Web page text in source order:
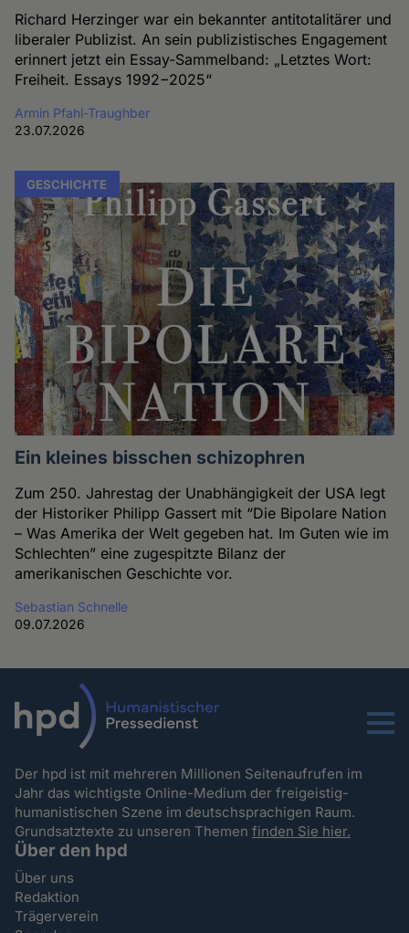
Richard Herzinger war ein bekannter antitotalitärer und
liberaler Publizist. An sein publizistisches Engagement
erinnert jetzt ein Essay-Sammelband: „Letztes Wort:
Freiheit. Essays 1992−2025“
Armin Pfahl-Traughber
23.07.2026
GESCHICHTE
Ein kleines bisschen schizophren
Zum 250. Jahrestag der Unabhängigkeit der USA legt
der Historiker Philipp Gassert mit “Die Bipolare Nation
– Was Amerika der Welt gegeben hat. Im Guten wie im
Schlechten” eine zugespitzte Bilanz der
amerikanischen Geschichte vor.
Sebastian Schnelle
09.07.2026
Menu
Der hpd ist mit mehreren Millionen Seitenaufrufen im
Jahr das wichtigste Online-Medium der freigeistig-
humanistischen Szene im deutschsprachigen Raum.
Grundsatztexte zu unseren Themenfinden Sie hier.
Über den hpd
Über uns
Redaktion
Trägerverein